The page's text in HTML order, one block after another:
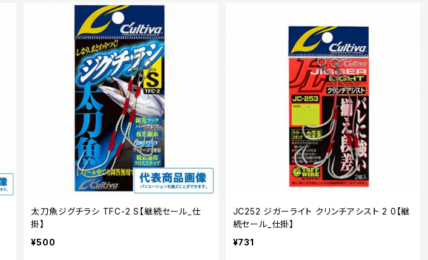
太刀魚ジグチラシ TFC-2 S【継続セール_仕
掛】
¥500
JC252 ジガーライト クリンチアシスト 2 0【継
続セール_仕掛】
¥731